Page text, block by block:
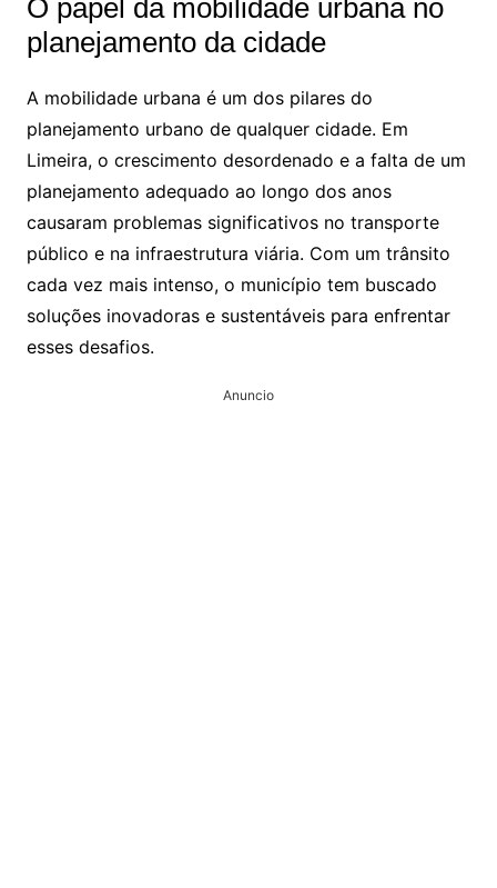
O papel da mobilidade urbana no
planejamento da cidade
A mobilidade urbana é um dos pilares do
planejamento urbano de qualquer cidade. Em
Limeira, o crescimento desordenado e a falta de um
planejamento adequado ao longo dos anos
causaram problemas significativos no transporte
público e na infraestrutura viária. Com um trânsito
cada vez mais intenso, o município tem buscado
soluções inovadoras e sustentáveis para enfrentar
esses desafios.
Anuncio